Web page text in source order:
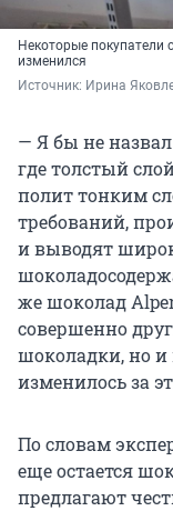
Некоторые покупатели
изменился
Источник: Ирина
— Я бы не
где толстый
полит тонким
требований,
и выводят
же шоколад
совершенно
шоколадки, но и
изменилось за
По словам
еще остается
предлагают